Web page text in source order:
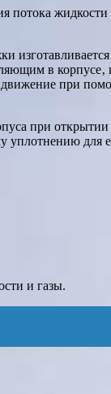
в корпусе‚
при
при открытии
уплотнению для
и газы.